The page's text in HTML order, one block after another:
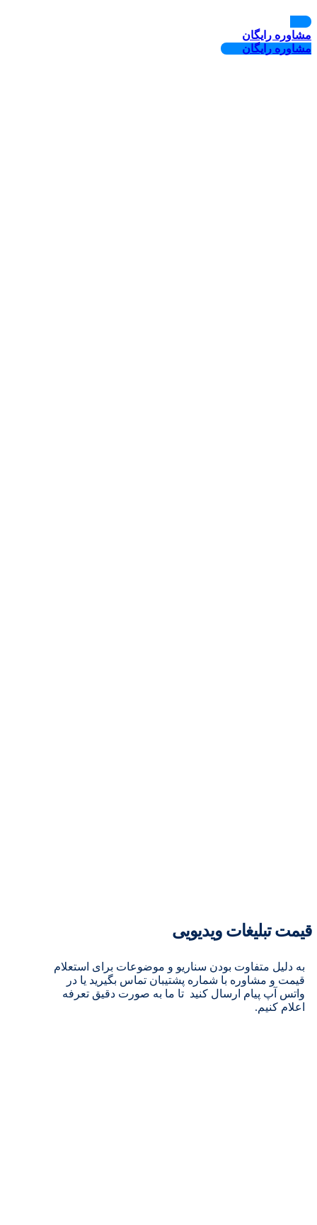
مشاوره رایگان
مشاوره رایگان
قیمت تبلیغات ویدیویی
به دلیل متفاوت بودن سناریو و موضوعات برای استعلام
قیمت و مشاوره با شماره پشتیبان تماس بگیرید یا در
واتس آپ پیام ارسال کنید تا ما به صورت دقیق تعرفه
اعلام کنیم.